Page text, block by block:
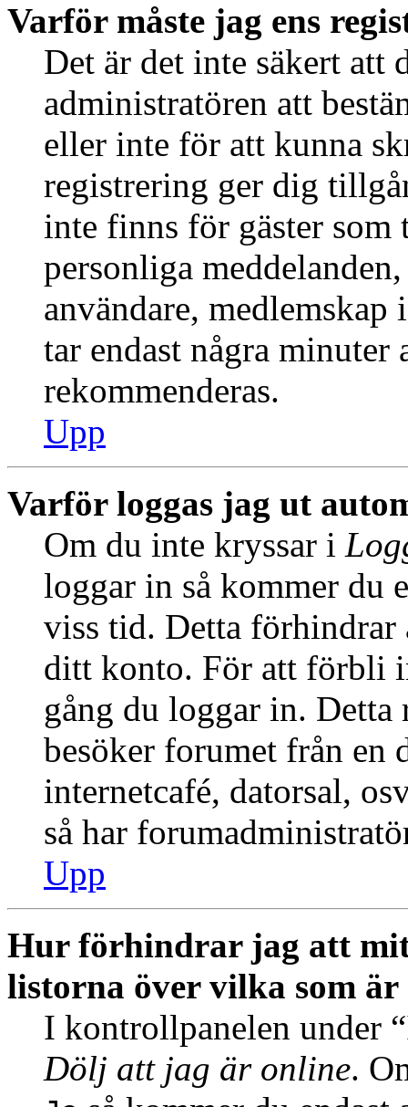
Varför måste jag ens
Det är det inte säkert att
administratören att
eller inte för att kunna
registrering ger dig
inte finns för gäster
personliga
användare, medlemskap
tar endast några minuter
rekommenderas.
Upp
Varför loggas jag ut
Om du inte kryssar i
loggar in så kommer du
viss tid. Detta förhindrar
ditt konto. För att förbli
gång du loggar in. Detta
besöker forumet från en
internetcafé, datorsal,
så har
Upp
Hur förhindrar jag att
listorna över vilka som är
I kontrollpanelen under
Dölj att jag är online.